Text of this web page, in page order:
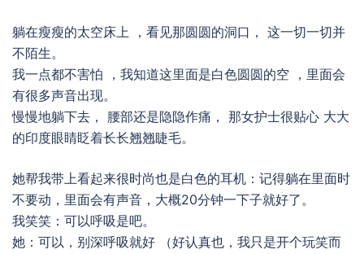
躺在瘦瘦的太空床上 ，看见那圆圆的洞口， 这一切一切并
不陌生。
我一点都不害怕 ，我知道这里面是白色圆圆的空 ，里面会
有很多声音出现。
慢慢地躺下去， 腰部还是隐隐作痛， 那女护士很贴心 大大
的印度眼睛眨着长长翘翘睫毛。
她帮我带上看起来很时尚也是白色的耳机：记得躺在里面时
不要动，里面会有声音，大概20分钟一下子就好了。
我笑笑：可以呼吸是吧。
她：可以，别深呼吸就好 （好认真也，我只是开个玩笑而